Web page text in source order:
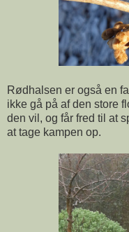
Rødhalsen er også en
ikke gå på af den store
den vil, og får fred til at
at tage kampen op.